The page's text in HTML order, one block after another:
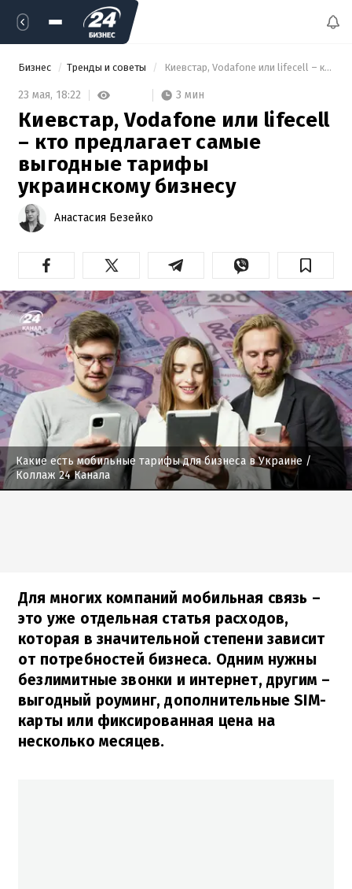
Бизнес Тренды и советы Киевстар, Vodafone или lifecell – кто предлагает самые выгодные тарифы украинскому бизнесу
23 мая, 18:22 3 мин
Киевстар, Vodafone или lifecell
– кто предлагает самые
выгодные тарифы
украинскому бизнесу
Анастасия Безейко
Какие есть мобильные тарифы для бизнеса в Украине /
Коллаж 24 Канала
Для многих компаний мобильная связь –
это уже отдельная статья расходов,
которая в значительной степени зависит
от потребностей бизнеса. Одним нужны
безлимитные звонки и интернет, другим –
выгодный роуминг, дополнительные SIM-
карты или фиксированная цена на
несколько месяцев.